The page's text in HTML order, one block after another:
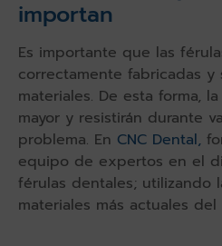
importan
Es importante que las
correctamente fabricadas
materiales. De esta forma,
mayor y resistirán durante
problema. En CNC Dental,
equipo de expertos en el
férulas dentales; utilizando
materiales más actuales del